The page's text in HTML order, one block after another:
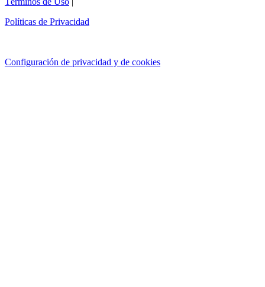
Políticas de Privacidad
Configuración de privacidad y de cookies